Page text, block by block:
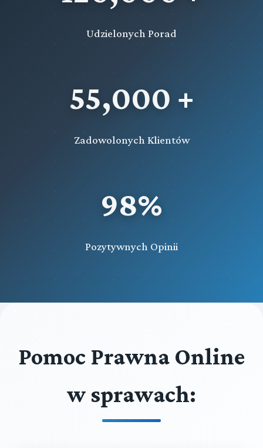
Udzielonych Porad
55,000 +
Zadowolonych Klientów
98%
Pozytywnych Opinii
Pomoc Prawna Online
w sprawach: